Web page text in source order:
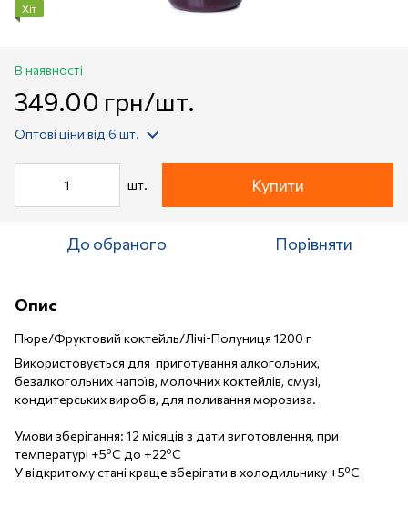
Хіт
В наявності
349.00 грн/шт.
Оптові ціни від 6 шт.
шт. Купити
До обраного Порівняти
Опис
Пюре/Фруктовий коктейль/Лічі-Полуниця 1200 г
Використовується для приготування алкогольних,
безалкогольних напоїв, молочних коктейлів, смузі,
кондитерських виробів, для поливання морозива.
Умови зберігання: 12 місяців з дати виготовлення, при
температурі +5ºС до +22ºС
У відкритому стані краще зберігати в холодильнику +5ºС